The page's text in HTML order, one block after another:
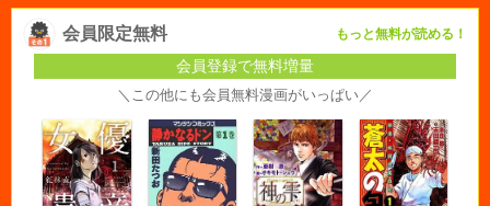
会員限定無料 もっと無料が読める！
会員登録で無料増量
＼この他にも会員無料漫画がいっぱい／